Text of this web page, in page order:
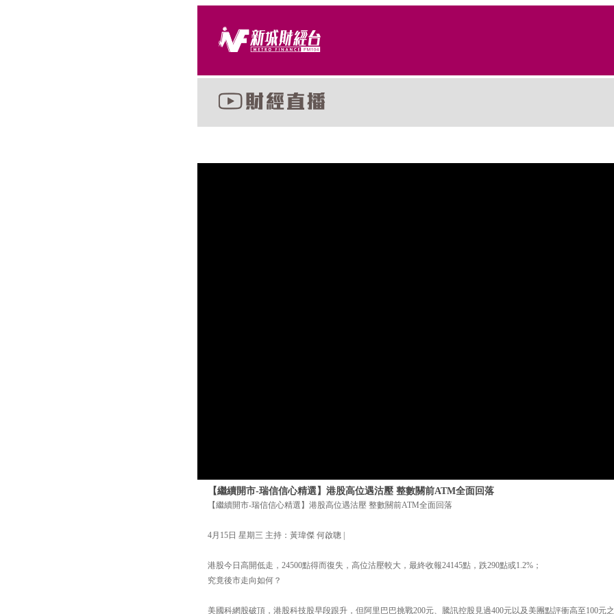
【繼續開市-瑞信信心精選】港股高位遇沽壓 整數關前ATM全面回落
【繼續開市-瑞信信心精選】港股高位遇沽壓 整數關前ATM全面回落
4月15日 星期三 主持：黃瑋傑 何啟聰 |
港股今日高開低走，24500點得而復失，高位沽壓較大，最終收報24145點，跌290點或1.2%；
究竟後市走向如何？
美國科網股破頂，港股科技股早段跟升，但阿里巴巴挑戰200元、騰訊控股見過400元以及美團點評衝高至100元